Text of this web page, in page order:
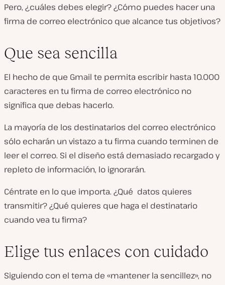
Pero, ¿cuáles debes elegir? ¿Cómo puedes hacer una
firma de correo electrónico que alcance tus objetivos?
Que sea sencilla
El hecho de que Gmail te permita escribir hasta 10.000
caracteres en tu firma de correo electrónico no
significa que debas hacerlo.
La mayoría de los destinatarios del correo electrónico
sólo echarán un vistazo a tu firma cuando terminen de
leer el correo. Si el diseño está demasiado recargado y
repleto de información, lo ignorarán.
Céntrate en lo que importa. ¿Qué datos quieres
transmitir? ¿Qué quieres que haga el destinatario
cuando vea tu firma?
Elige tus enlaces con cuidado
Siguiendo con el tema de «mantener la sencillez», no